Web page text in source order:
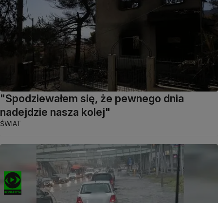
"Spodziewałem się, że pewnego dnia
nadejdzie nasza kolej"
ŚWIAT